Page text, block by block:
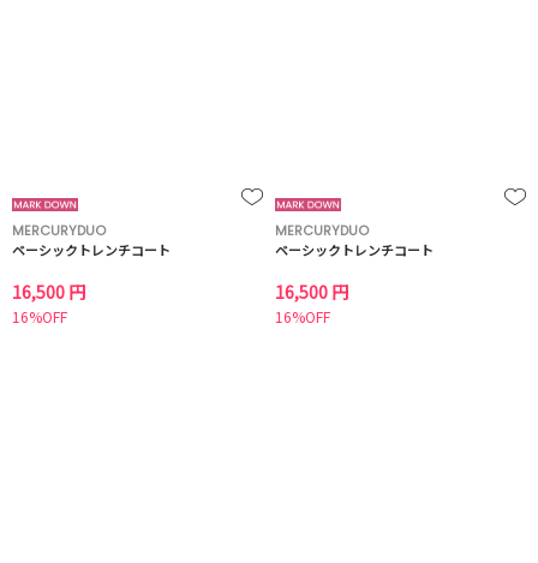
MERCURYDUO
ベーシックトレンチコート
16,500 円
16%OFF
MERCURYDUO
ベーシックトレンチコート
16,500 円
16%OFF